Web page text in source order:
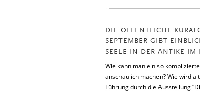
DIE ÖFFENTLICHE
SEPTEMBER GIBT
SEELE IN DER ANTIKE IM
Wie kann man ein so
anschaulich machen? Wie wird
Führung durch die Ausstellung